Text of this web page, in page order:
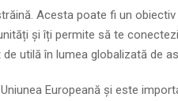
Acesta poate fi un
și îți permite să te
utilă în lumea globalizată de
Europeană și este